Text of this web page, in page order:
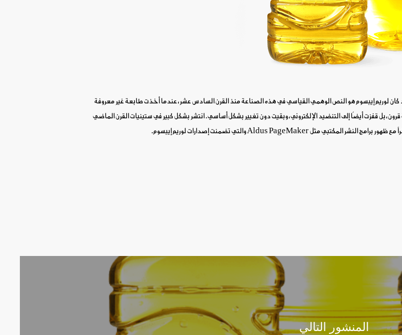
كان لوريم إيبسوم هو النص الوهمي القياسي في هذه الصناعة منذ القرن السادس عشر، عندما أخذت طابعة غير معروفة
بل قفزت أيضًا إلى التنضيد الإلكتروني، وبقيت دون تغيير بشكل أساسي.انتشر بشكل كبير في ستينيات القرن الماضي
المنشور التالي